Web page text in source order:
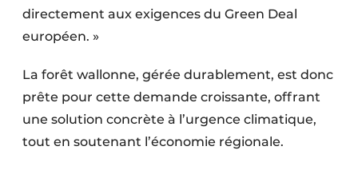
directement aux exigences du Green Deal
européen. »
La forêt wallonne, gérée durablement, est donc
prête pour cette demande croissante, offrant
une solution concrète à l’urgence climatique,
tout en soutenant l’économie régionale.